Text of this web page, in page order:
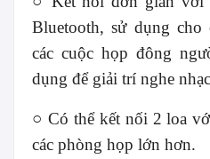
Bluetooth, sử dụng cho
các cuộc họp đông
dụng để giải trí nghe
○ Có thể kết nối 2 loa
các phòng họp lớn hơn.